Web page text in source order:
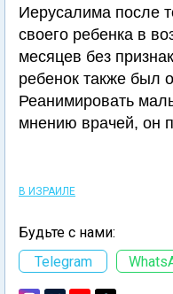
Иерусалима после
своего ребенка в
месяцев без
ребенок также был
Реанимировать
мнению врачей, он
В ИЗРАИЛЕ
Будьте с нами:
Telegram